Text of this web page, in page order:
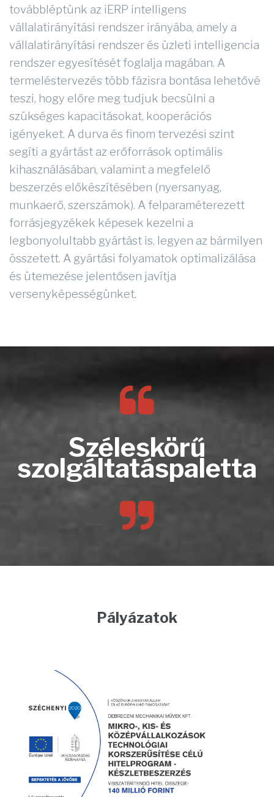
továbbléptünk az iERP intelligens
vállalatirányítási rendszer irányába, amely a
vállalatirányítási rendszer és üzleti intelligencia
rendszer egyesítését foglalja magában. A
termeléstervezés több fázisra bontása lehetővé
teszi, hogy előre meg tudjuk becsülni a
szükséges kapacitásokat, kooperációs
igényeket. A durva és finom tervezési szint
segíti a gyártást az erőforrások optimális
kihasználásában, valamint a megfelelő
beszerzés előkészítésében (nyersanyag,
munkaerő, szerszámok). A felparaméterezett
forrásjegyzékek képesek kezelni a
legbonyolultabb gyártást is, legyen az bármilyen
összetett. A gyártási folyamatok optimalizálása
és ütemezése jelentősen javítja
versenyképességünket.
Széleskörű
szolgáltatáspaletta
Pályázatok